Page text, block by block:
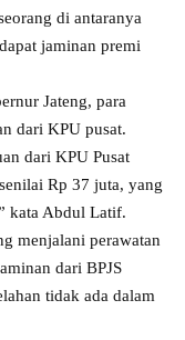
di antaranya
jaminan premi
Jateng, para
dari KPU pusat.
dari KPU Pusat
Rp 37 juta, yang
kata Abdul Latif.
menjalani perawatan
dari BPJS
tidak ada dalam